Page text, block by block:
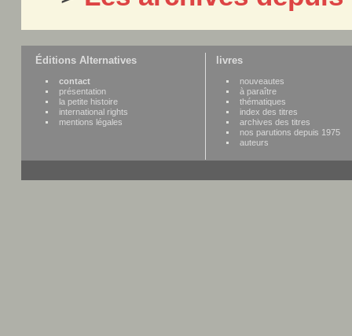
Éditions Alternatives
contact
présentation
la petite histoire
international rights
mentions légales
livres
nouveautes
à paraître
thématiques
index des titres
archives des titres
nos parutions depuis 1975
auteurs